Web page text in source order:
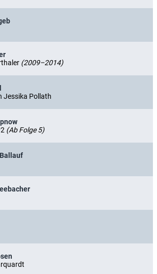
(2009–2014)
Jessika Pollath
(Ab Folge 5)